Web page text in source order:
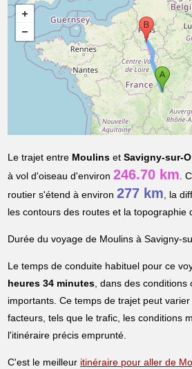
Le trajet entre Moulins etSavigny-sur-
à vol d'oiseau d'environ246.70 km.
routier s'étend à environ277 km, la
les contours des routes et la topographie
Durée du voyage de Moulins à Savigny-
Le temps de conduite habituel pour ce
heures 34 minutes, dans des conditions
importants. Ce temps de trajet peut
facteurs, tels que le trafic, les conditions
l'itinéraire précis emprunté.
C'est le meilleur itinéraire pour aller de